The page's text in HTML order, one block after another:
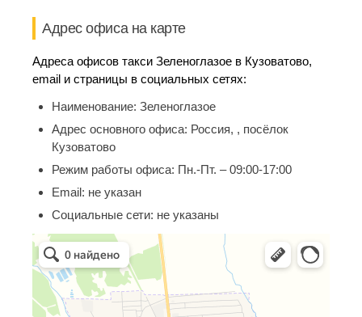
Адрес офиса на карте
Адреса офисов такси Зеленоглазое в Кузоватово,
email и страницы в социальных сетях:
Наименование: Зеленоглазое
Адрес основного офиса: Россия, , посёлок
Кузоватово
Режим работы офиса: Пн.-Пт. – 09:00-17:00
Email: не указан
Социальные сети: не указаны